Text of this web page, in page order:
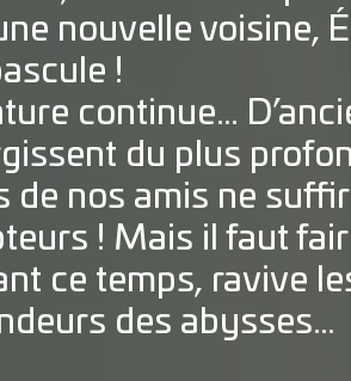
nouvelle voisine,
!
continue…
du plus
de nos amis ne
! Mais il faut
ce temps, ravive
des abysses…